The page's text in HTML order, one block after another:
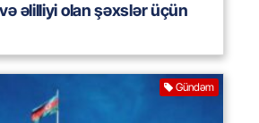
əlilliyi olan şəxslər üçün
Gündəm